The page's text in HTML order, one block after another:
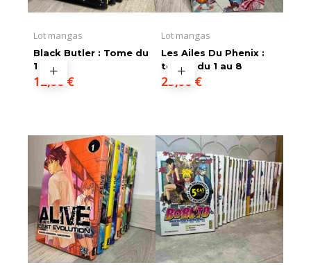
Lot mangas
Black Butler : Tome du
1 au 4
12,00 €
Lot mangas
Les Ailes Du Phenix :
tomes du 1 au 8
25,00 €